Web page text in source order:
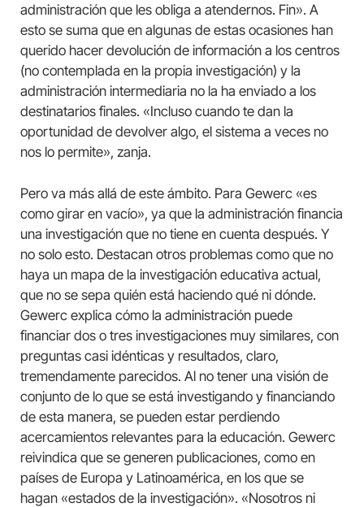
administración que les obliga a atendernos. Fin». A
esto se suma que en algunas de estas ocasiones han
querido hacer devolución de información a los centros
(no contemplada en la propia investigación) y la
administración intermediaria no la ha enviado a los
destinatarios finales. «Incluso cuando te dan la
oportunidad de devolver algo, el sistema a veces no
nos lo permite», zanja.
Pero va más allá de este ámbito. Para Gewerc «es
como girar en vacío», ya que la administración financia
una investigación que no tiene en cuenta después. Y
no solo esto. Destacan otros problemas como que no
haya un mapa de la investigación educativa actual,
que no se sepa quién está haciendo qué ni dónde.
Gewerc explica cómo la administración puede
financiar dos o tres investigaciones muy similares, con
preguntas casi idénticas y resultados, claro,
tremendamente parecidos. Al no tener una visión de
conjunto de lo que se está investigando y financiando
de esta manera, se pueden estar perdiendo
acercamientos relevantes para la educación. Gewerc
reivindica que se generen publicaciones, como en
países de Europa y Latinoamérica, en los que se
hagan «estados de la investigación». «Nosotros ni